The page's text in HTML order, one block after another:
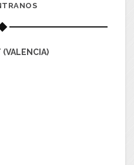
(VALENCIA)